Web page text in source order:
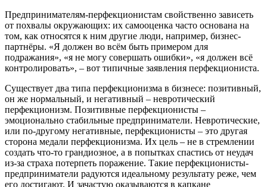
Предпринимателям-перфекционистам свойственно зависеть
от похвалы окружающих: их самооценка часто основана на
том, как относятся к ним другие люди, например, бизнес-
партнёры. «Я должен во всём быть примером для
подражания», «я не могу совершать ошибки», «я должен всё
контролировать», – вот типичные заявления перфекциониста.
Существует два типа перфекционизма в бизнесе: позитивный,
он же нормальный, и негативный – невротический
перфекционизм. Позитивные перфекционисты –
эмоционально стабильные предприниматели. Невротические,
или по-другому негативные, перфекционисты – это другая
сторона медали перфекционизма. Их цель – не в стремлении
создать что-то грандиозное, а в попытках спастись от неудач
из-за страха потерпеть поражение. Такие перфекционисты-
предприниматели радуются идеальному результату реже, чем
его достигают. И зачастую оказываются в капкане